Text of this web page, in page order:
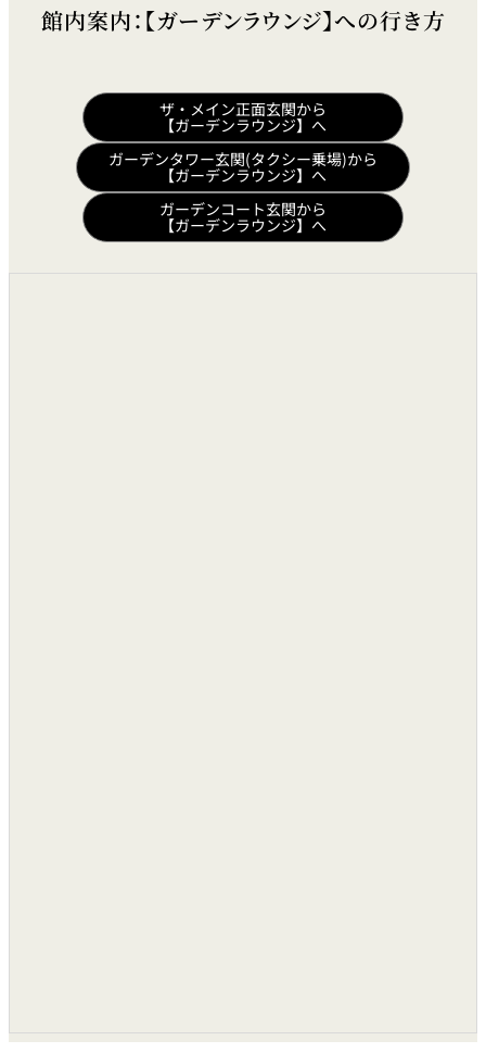
館内案内：【ガーデンラウンジ】への行き方
ザ・メイン正面玄関から
【ガーデンラウンジ】へ
ガーデンタワー玄関(タクシー乗場)から
【ガーデンラウンジ】へ
ガーデンコート玄関から
【ガーデンラウンジ】へ